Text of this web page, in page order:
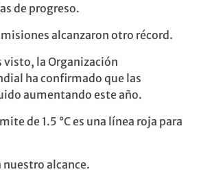
de progreso.
alcanzaron otro récord.
visto, la Organización
ha confirmado que las
aumentando este año.
de 1.5 °C es una línea roja para
nuestro alcance.